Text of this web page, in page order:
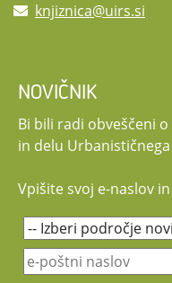
knjiznica@uirs.si
NOVIČNIK
Bi bili radi obveščeni
in delu
Vpišite svoj e-naslov